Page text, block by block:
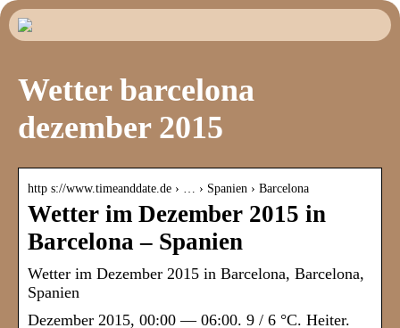
Wetter barcelona
dezember 2015
http s://www.timeanddate.de › … › Spanien › Barcelona
Wetter im Dezember 2015 in
Barcelona – Spanien
Wetter im Dezember 2015 in Barcelona, Barcelona,
Spanien
Dezember 2015, 00:00 — 06:00. 9 / 6 °C. Heiter.